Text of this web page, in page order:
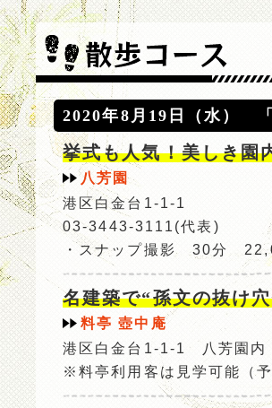
2020年8月19日（水） 「
挙式も人気！美しき園
八芳園
港区白金台1-1-1
03-3443-3111(代表)
・スナップ撮影 30分
名建築で“孫文の抜け
料亭 壺中庵
港区白金台1-1-1 八芳園内
※料亭利用客は見学可能（予